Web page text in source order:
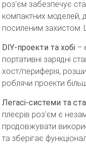
роз'єм забезпечує
компактних моделей,
посиленим захистом.
DIY-проекти та хобі –
портативні зарядні
хост/периферія,
роблячи проекти
Легасі-системи та
плеєрів роз'єм є
продовжувати
та зберігає